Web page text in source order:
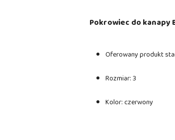
Pokrowiec do kanapy
Oferowany produkt
Rozmiar: 3
Kolor: czerwony